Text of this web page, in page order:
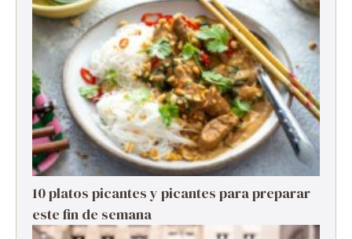
10 platos picantes y picantes para preparar
este fin de semana